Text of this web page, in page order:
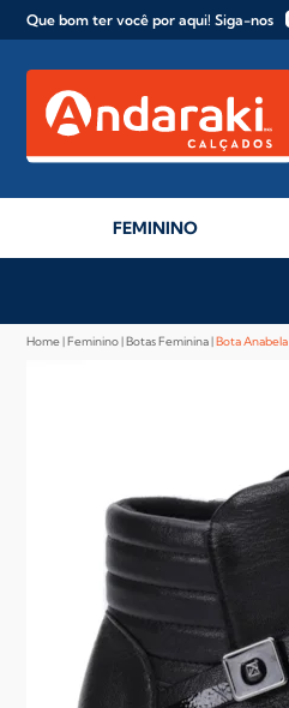
Que bom ter você por aqui! Siga-nos
FEMININO
Home Feminino Botas Feminina Bota Anabela